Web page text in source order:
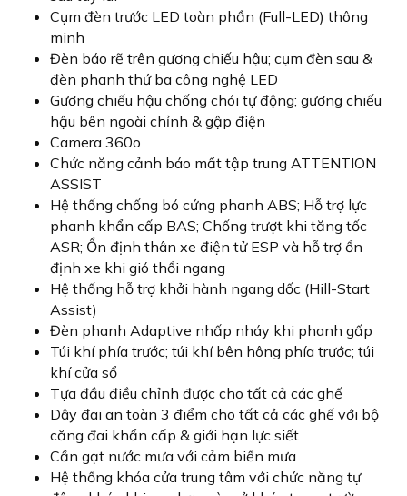
Cụm đèn trước LED toàn phần (Full-LED) thông
minh
Đèn báo rẽ trên gương chiếu hậu; cụm đèn sau &
đèn phanh thứ ba công nghệ LED
Gương chiếu hậu chống chói tự động; gương chiếu
hậu bên ngoài chỉnh & gập điện
Camera 360o
Chức năng cảnh báo mất tập trung ATTENTION
ASSIST
Hệ thống chống bó cứng phanh ABS; Hỗ trợ lực
phanh khẩn cấp BAS; Chống trượt khi tăng tốc
ASR; Ổn định thân xe điện tử ESP và hỗ trợ ổn
định xe khi gió thổi ngang
Hệ thống hỗ trợ khởi hành ngang dốc (Hill-Start
Assist)
Đèn phanh Adaptive nhấp nháy khi phanh gấp
Túi khí phía trước; túi khí bên hông phía trước; túi
khí cửa sổ
Tựa đầu điều chỉnh được cho tất cả các ghế
Dây đai an toàn 3 điểm cho tất cả các ghế với bộ
căng đai khẩn cấp & giới hạn lực siết
Cần gạt nước mưa với cảm biến mưa
Hệ thống khóa cửa trung tâm với chức năng tự